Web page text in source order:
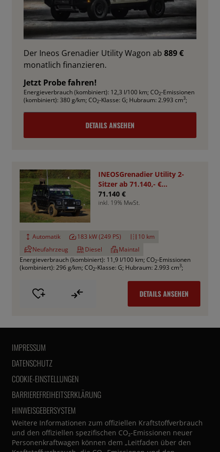
Der Ineos Grenadier Utility Wagon ab 889 €
monatlich finanzieren.
Jetzt Probe fahren!
Energieverbrauch (kombiniert): 12,3 l/100 km; CO2-Emissionen
(kombiniert): 380 g/km; CO2-Klasse: G; Hubraum: 2.993 cm3;
DETAILS ANSEHEN
INEOSGrenadier Utility 2-
Sitzer ab 71.140,- €
*Bestellfahrzeug*
71.140 €
inkl. 19% MwSt.
Automatik 183 kW (249 PS)
10 km
Neufahrzeug
Diesel
Maintal
Energieverbrauch (kombiniert): 11,9 l/100 km; CO2-Emissionen
(kombiniert): 296 g/km; CO2-Klasse: G; Hubraum: 2.993 cm3;
DETAILS ANSEHEN
IMPRESSUM
DATENSCHUTZ
COOKIE-EINSTELLUNGEN
BARRIEREFREIHEITSERKLÄRUNG
HINWEISGEBERSYSTEM
Weitere Informationen zum offiziellen Kraftstoffverbrauch
und den offiziellen spezifischen CO₂-Emissionen neuer
Personenkraftwagen können dem „Leitfaden über den